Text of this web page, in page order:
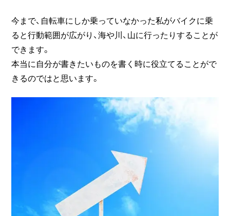
今まで、自転車にしか乗っていなかった私がバイクに乗
ると行動範囲が広がり、海や川、山に行ったりすることが
できます。
本当に自分が書きたいものを書く時に役立てることがで
きるのではと思います。